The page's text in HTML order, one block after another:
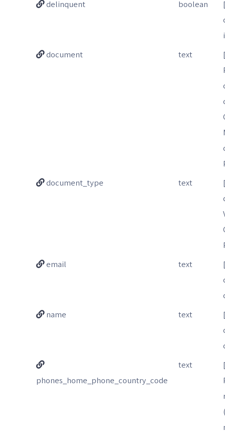
delinquent
boolean
document
text
document_type
text
email
text
name
text
phones_home_phone_country_code
text